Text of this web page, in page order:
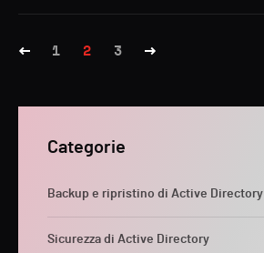
Categorie
Backup e ripristino di Active Directory
Sicurezza di Active Directory
1 2 3